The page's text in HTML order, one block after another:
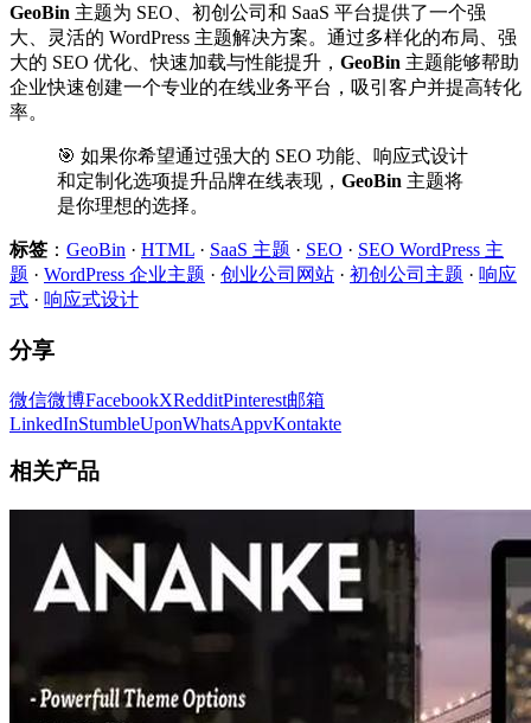
GeoBin 主题为 SEO、初创公司和 SaaS 平台提供了一个强
大、灵活的 WordPress 主题解决方案。通过多样化的布局、强
大的 SEO 优化、快速加载与性能提升， GeoBin 主题能够帮助
企业快速创建一个专业的在线业务平台，吸引客户并提高转化
率。
🎯 如果你希望通过强大的 SEO 功能、响应式设计
和定制化选项提升品牌在线表现， GeoBin 主题将
是你理想的选择。
标签 ： GeoBin · HTML · SaaS 主题 · SEO · SEO WordPress 主
题 · WordPress 企业主题 · 创业公司网站 · 初创公司主题 · 响应
式 · 响应式设计
分享
微信微博FacebookXRedditPinterest邮箱
LinkedInStumbleUponWhatsAppvKontakte
相关产品